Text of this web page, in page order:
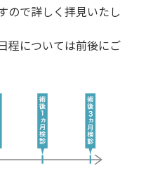
ので詳しく拝見いたし
程については前後にご